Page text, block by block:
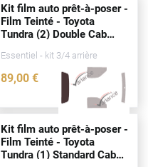
Kit film auto prêt-à-poser -
Film Teinté - Toyota
Tundra (2) Double Cab
2021)
Essentiel - kit 3/4 arrière
89,00 €
2511-TOY
Kit film auto prêt-à-poser -
Film Teinté - Toyota
Tundra (1) Standard Cab